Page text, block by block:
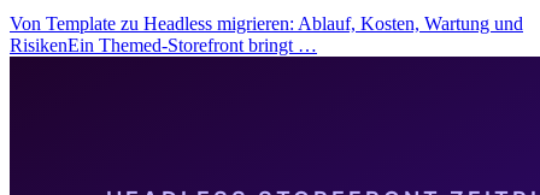
Von Template zu Headless migrieren: Ablauf, Kosten, Wartung und
RisikenEin Themed-Storefront bringt …